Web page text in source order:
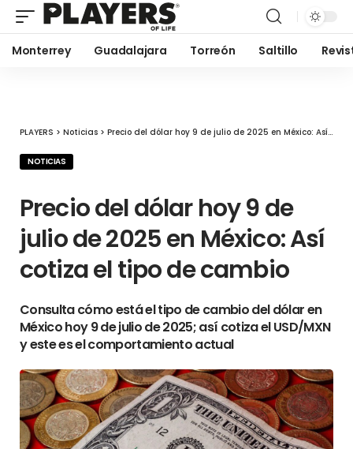
Monterrey Guadalajara Torreón Saltillo
PLAYERS > Noticias > Precio del dólar hoy 9 de julio de 2025 en México: Así cotiza el tipo de cambio
NOTICIAS
Precio del dólar hoy 9 de
julio de 2025 en México: Así
cotiza el tipo de cambio
Consulta cómo está el tipo de cambio del dólar en
México hoy 9 de julio de 2025; así cotiza el USD/MXN
y este es el comportamiento actual